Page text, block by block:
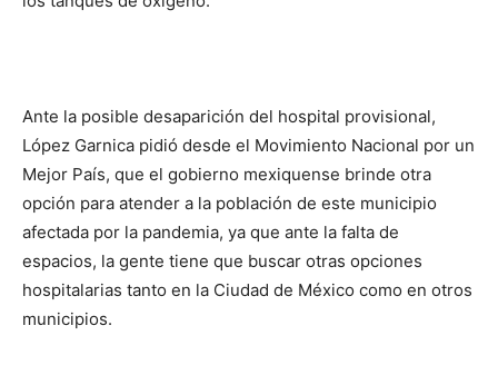
Ante la posible desaparición del hospital provisional,
López Garnica pidió desde el Movimiento Nacional por un
Mejor País, que el gobierno mexiquense brinde otra
opción para atender a la población de este municipio
afectada por la pandemia, ya que ante la falta de
espacios, la gente tiene que buscar otras opciones
hospitalarias tanto en la Ciudad de México como en otros
municipios.